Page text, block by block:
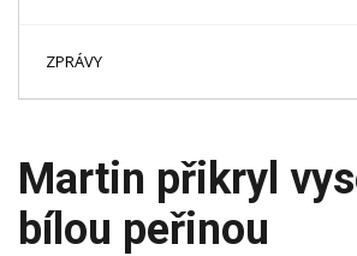
ZPRÁVY
Martin přikryl
bílou peřinou